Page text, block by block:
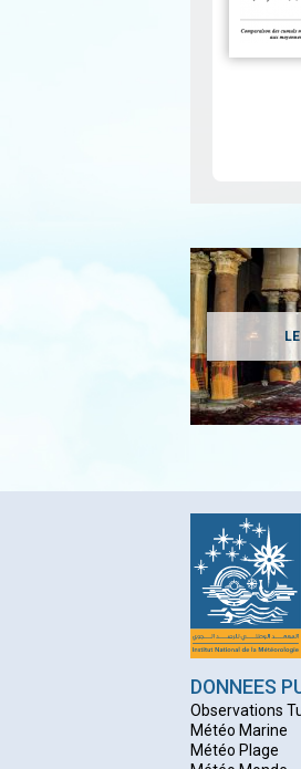
DONNEES
Observations
Météo Marine
Météo Plage